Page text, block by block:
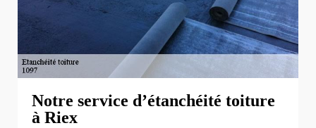
Notre service d’étanchéité toiture
à Riex